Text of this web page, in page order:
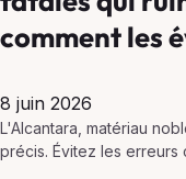
comment les
8 juin 2026
L'Alcantara, matériau
précis. Évitez les